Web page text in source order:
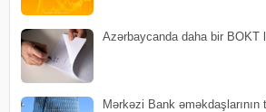
Azərbaycanda daha bir BOKT
Mərkəzi Bank əməkdaşlarının